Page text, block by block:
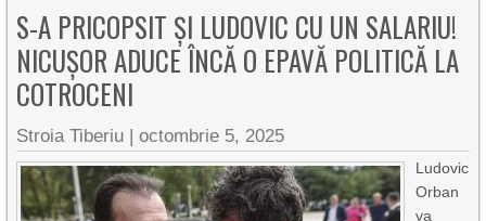
S-A PRICOPSIT ȘI LUDOVIC CU UN SALARIU!
NICUȘOR ADUCE ÎNCĂ O EPAVĂ POLITICĂ LA
COTROCENI
Stroia Tiberiu |octombrie 5, 2025
Ludovic
Orban
va